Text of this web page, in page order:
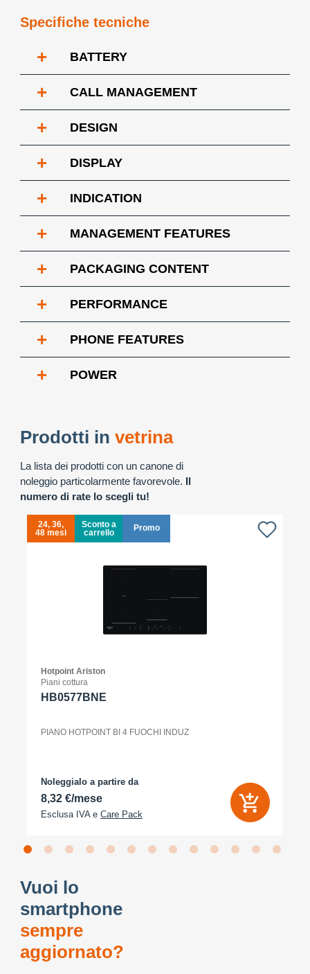
Specifiche tecniche
+ BATTERY
+ CALL MANAGEMENT
+ DESIGN
+ DISPLAY
+ INDICATION
+ MANAGEMENT FEATURES
+ PACKAGING CONTENT
+ PERFORMANCE
+ PHONE FEATURES
+ POWER
Prodotti in vetrina
La lista dei prodotti con un canone di
noleggio particolarmente favorevole. Il
numero di rate lo scegli tu!
24, 36,
48 mesi
Sconto a
carrello
Promo
Hotpoint Ariston
Piani cottura
HB0577BNE
PIANO HOTPOINT BI 4 FUOCHI INDUZ
Noleggialo a partire da
8,32 €/mese
Esclusa IVA e Care Pack
Vuoi lo
smartphone
sempre
aggiornato?